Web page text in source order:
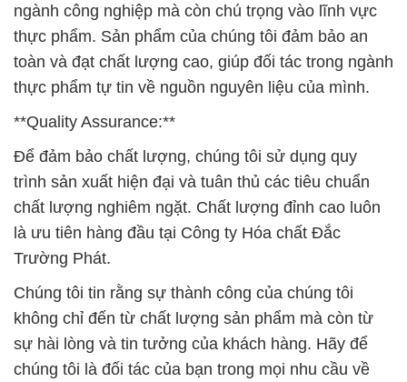
ngành công nghiệp mà còn chú trọng vào lĩnh vực
thực phẩm. Sản phẩm của chúng tôi đảm bảo an
toàn và đạt chất lượng cao, giúp đối tác trong ngành
thực phẩm tự tin về nguồn nguyên liệu của mình.
**Quality Assurance:**
Để đảm bảo chất lượng, chúng tôi sử dụng quy
trình sản xuất hiện đại và tuân thủ các tiêu chuẩn
chất lượng nghiêm ngặt. Chất lượng đỉnh cao luôn
là ưu tiên hàng đầu tại Công ty Hóa chất Đắc
Trường Phát.
Chúng tôi tin rằng sự thành công của chúng tôi
không chỉ đến từ chất lượng sản phẩm mà còn từ
sự hài lòng và tin tưởng của khách hàng. Hãy để
chúng tôi là đối tác của bạn trong mọi nhu cầu về